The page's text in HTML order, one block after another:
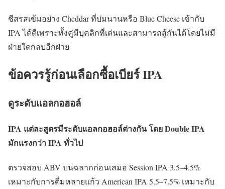
ชีสรสเข้มอย่าง Cheddar ที่บ่มนานหรือ Blue Cheese เข้ากับ
IPA ได้ดีเพราะทั้งคู่มีบุคลิกที่เด่นและสามารถสู้กันได้โดยไม่มี
ฝ่ายใดกลบอีกฝ่าย
ข้อควรรู้ก่อนเลือกซื้อเบียร์ IPA
ดูระดับแอลกอฮอล์
IPA แต่ละสูตรมีระดับแอลกอฮอล์ต่างกัน โดย Double IPA
มักแรงกว่า IPA ทั่วไป
ตรวจสอบ ABV บนฉลากก่อนเสมอ Session IPA 3.5–4.5%
เหมาะกับการดื่มหลายแก้ว American IPA 5.5–7.5% เหมาะกับ